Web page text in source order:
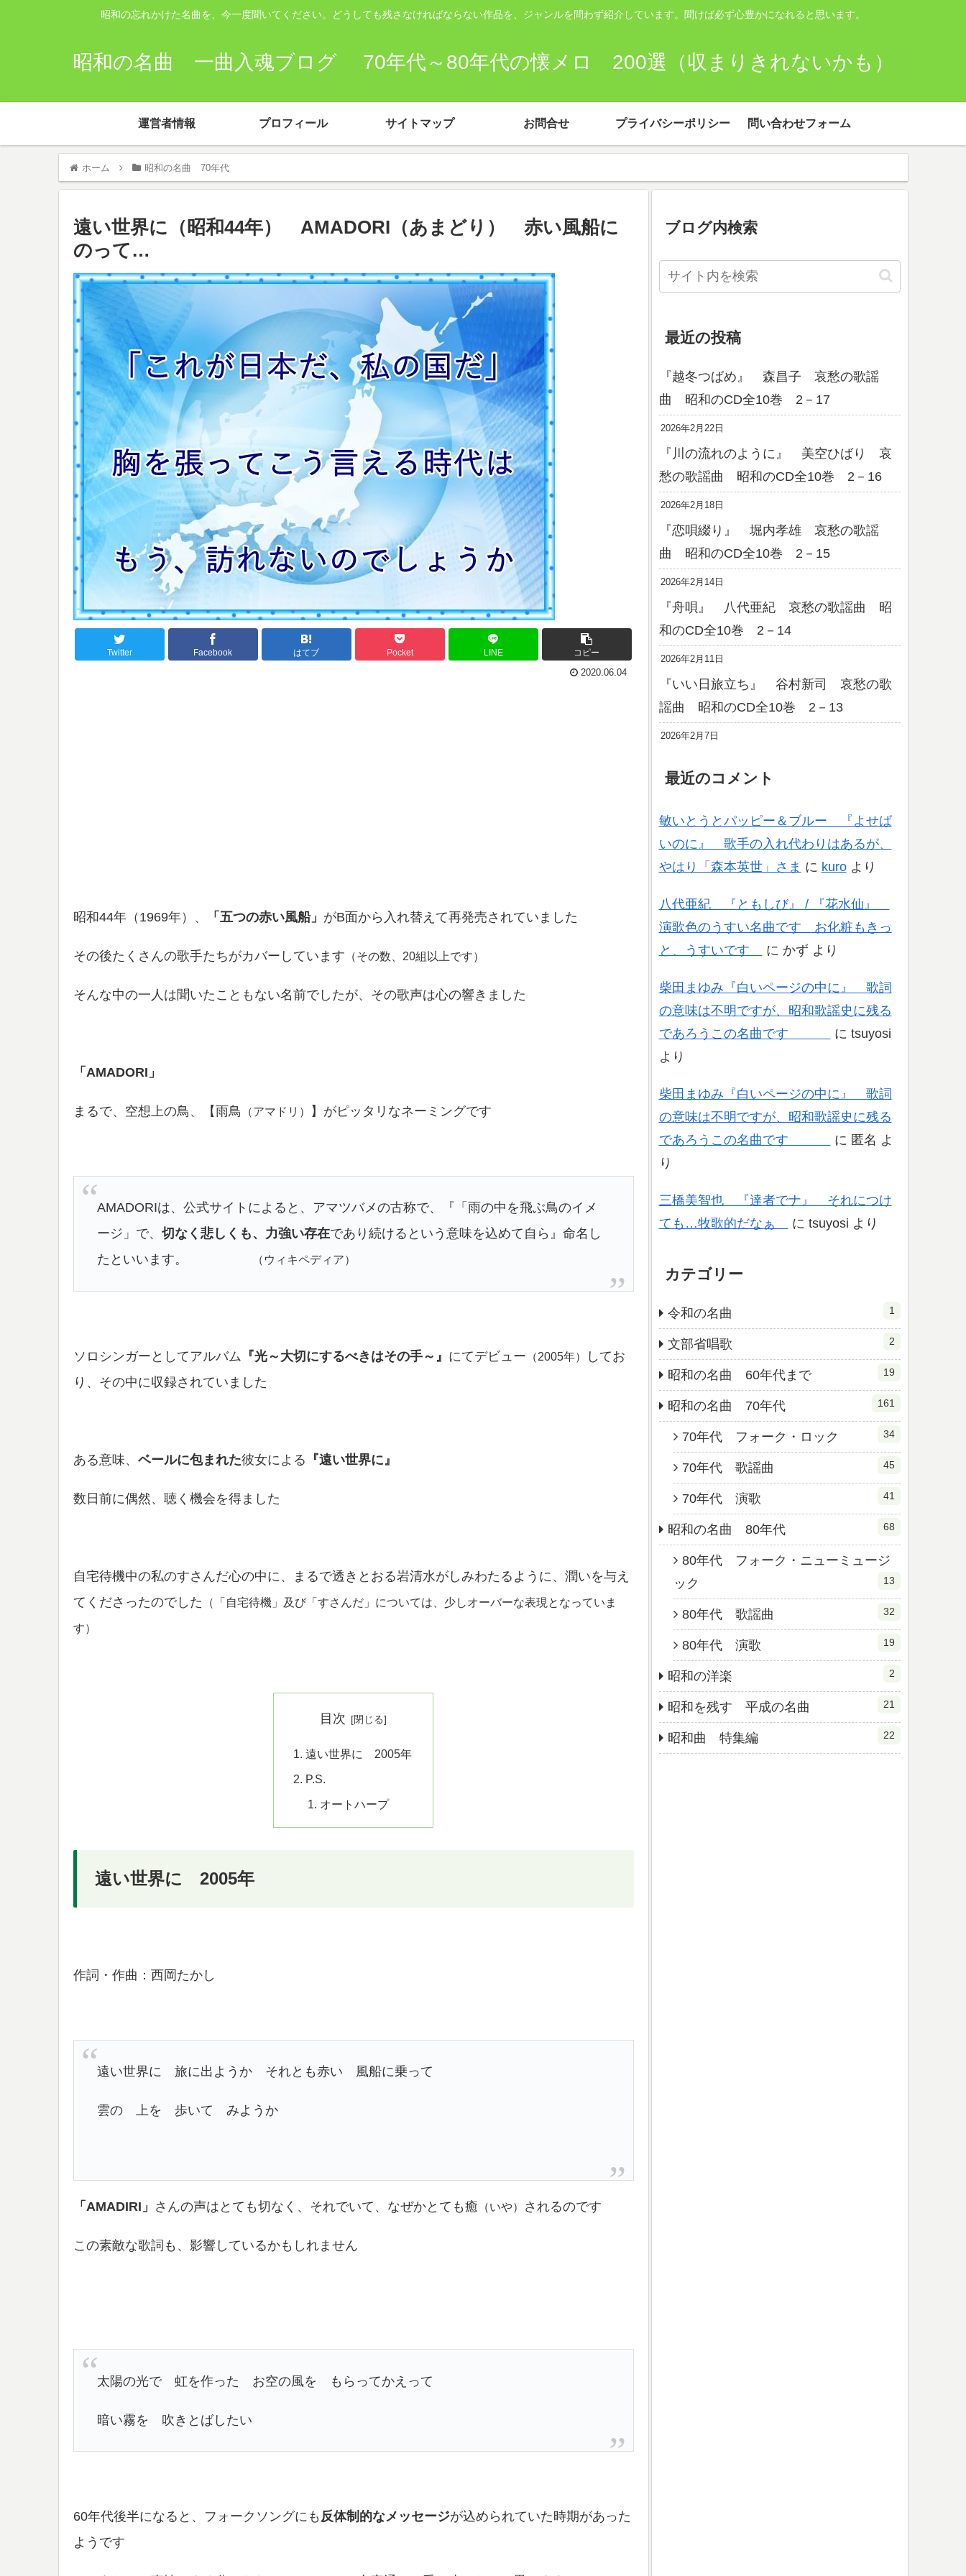
昭和の忘れかけた名曲を、今一度聞いてください。どうしても残さなければならない作品を、ジャンルを問わず紹介しています。聞けば必ず心豊かになれると思います。
昭和の名曲 一曲入魂ブログ 70年代～80年代の懐メロ 200選（収まりきれないかも）
運営者情報 プロフィール サイトマップ お問合せ プライバシーポリシー 問い合わせフォーム
ホーム 昭和の名曲 70年代
遠い世界に（昭和44年） AMADORI（あまどり） 赤い風船に
のって…
Twitter Facebook はてブ Pocket LINE コピー
2020.06.04
昭和44年（1969年）、 「五つの赤い風船」 がB面から入れ替えて再発売されていました
その後たくさんの歌手たちがカバーしています （その数、20組以上です）
そんな中の一人は聞いたこともない名前でしたが、その歌声は心の響きました
「AMADORI」
まるで、空想上の鳥、【雨鳥 （アマドリ） 】がピッタリなネーミングです
AMADORIは、公式サイトによると、アマツバメの古称で、『「雨の中を飛ぶ鳥のイメ
ージ」で、 切なく悲しくも、力強い存在であり続けるという意味を込めて自ら』命名し
たといいます。
（ウィキペディア）
ソロシンガーとしてアルバム 『光～大切にするべきはその手～』 にてデビュー （2005年）
してお
り 、その中に収録されていました
ある意味、 ベールに包まれた彼女による 『遠い世界に』
数日前に偶然、聴く機会を得ました
自宅待機中の私のすさんだ心の中に、まるで透きとおる岩清水がしみわたるように、潤いを与え
てくださったのでした （「自宅待機」及び「すさんだ」については、少しオーバーな表現となっていま
す）
目次
遠い世界に 2005年
P.S.
オートハープ
遠い世界に 2005年
作詞・作曲：西岡たかし
遠い世界に 旅に出ようか それとも赤い 風船に乗って
雲の 上を 歩いて みようか
「AMADIRI」 さんの声はとても切なく、それでいて、なぜかとても癒 （いや） されるのです
この素敵な歌詞も、影響しているかもしれません
太陽の光で 虹を作った お空の風を もらってかえって
暗い霧を 吹きとばしたい
60年代後半になると、フォークソングにも 反体制的なメッセージが込められていた時期があった
ようです
ブログ内検索
最近の投稿
『越冬つばめ』 森昌子 哀愁の歌謡
曲 昭和のCD全10巻 2－17
2026年2月22日
『川の流れのように』 美空ひばり 哀
愁の歌謡曲 昭和のCD全10巻 2－16
2026年2月18日
『恋唄綴り』 堀内孝雄 哀愁の歌謡
曲 昭和のCD全10巻 2－15
2026年2月14日
『舟唄』 八代亜紀 哀愁の歌謡曲 昭
和のCD全10巻 2－14
2026年2月11日
『いい日旅立ち』 谷村新司 哀愁の歌
謡曲 昭和のCD全10巻 2－13
2026年2月7日
最近のコメント
敏いとうとパッピー＆ブルー 『よせば
いのに』 歌手の入れ代わりはあるが、
やはり「森本英世」さま に kuroより
八代亜紀 『ともしび』 / 『花水仙』
演歌色のうすい名曲です お化粧もきっ
と、うすいです
に かずより
柴田まゆみ『白いページの中に』 歌詞
の意味は不明ですが、昭和歌謡史に残る
であろうこの名曲です
に tsuyosi
より
柴田まゆみ『白いページの中に』 歌詞
の意味は不明ですが、昭和歌謡史に残る
であろうこの名曲です
に 匿名 よ
り
三橋美智也 『達者でナ』 それにつけ
ても…牧歌的だなぁ
に tsuyosi より
カテゴリー
令和の名曲 1
文部省唱歌 2
昭和の名曲 60年代まで 19
昭和の名曲 70年代 161
70年代 フォーク・ロック 34
70年代 歌謡曲 45
70年代 演歌 41
昭和の名曲 80年代 68
80年代 フォーク・ニューミュージ
ック
13
80年代 歌謡曲 32
80年代 演歌 19
昭和の洋楽 2
昭和を残す 平成の名曲 21
昭和曲 特集編 22